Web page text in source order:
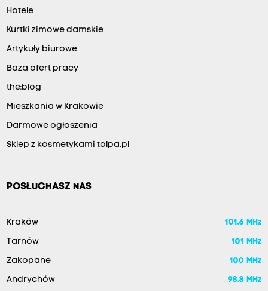
Hotele
Kurtki zimowe damskie
Artykuły biurowe
Baza ofert pracy
the:blog
Mieszkania w Krakowie
Darmowe ogłoszenia
Sklep z kosmetykami tolpa.pl
POSŁUCHASZ NAS
Kraków 101.6 MHz
Tarnów 101 MHz
Zakopane 100 MHz
Andrychów 98.8 MHz